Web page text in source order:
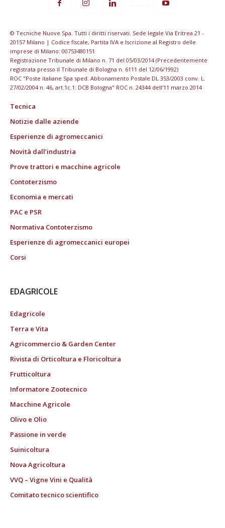
© Tecniche Nuove Spa. Tutti i diritti riservati. Sede legale Via Eritrea 21 -
20157 Milano | Codice fiscale, Partita IVA e Iscrizione al Registro delle
imprese di Milano: 00753480151
Registrazione Tribunale di Milano n. 71 del 05/03/2014 (Precedentemente
registrata presso il Tribunale di Bologna n. 6111 del 12/06/1992)
ROC "Poste italiane Spa sped. Abbonamento Postale DL 353/2003 conv. L.
27/02/2004 n. 46, art.1c.1: DCB Bologna" ROC n. 24344 dell'11 marzo 2014
Tecnica
Notizie dalle aziende
Esperienze di agromeccanici
Novità dall’industria
Prove trattori e macchine agricole
Contoterzismo
Economia e mercati
PAC e PSR
Normativa Contoterzismo
Esperienze di agromeccanici europei
Corsi
EDAGRICOLE
Edagricole
Terra e Vita
Agricommercio & Garden Center
Rivista di Orticoltura e Floricoltura
Frutticoltura
Informatore Zootecnico
Macchine Agricole
Olivo e Olio
Passione in verde
Suinicoltura
Nova Agricoltura
VVQ – Vigne Vini e Qualità
Comitato tecnico scientifico